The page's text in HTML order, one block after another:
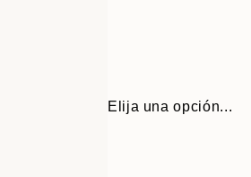
Elija una opción...